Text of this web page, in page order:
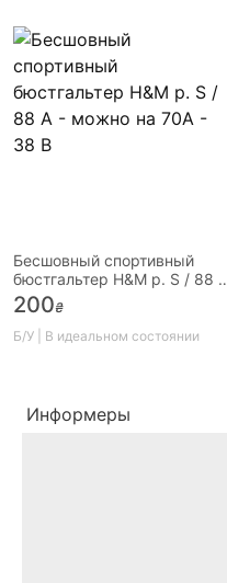
Бесшовный спортивный
бюстгальтер H&M р. S / 88 А
- можно на 70А - 38 В
200₴
Б/У | В идеальном состоянии
Информеры